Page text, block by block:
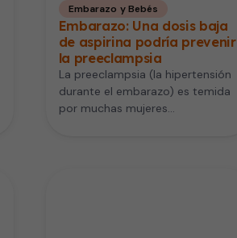
Embarazo y Bebés
Embarazo: Una dosis baja
de aspirina podría prevenir
la preeclampsia
La preeclampsia (la hipertensión
durante el embarazo) es temida
por muchas mujeres